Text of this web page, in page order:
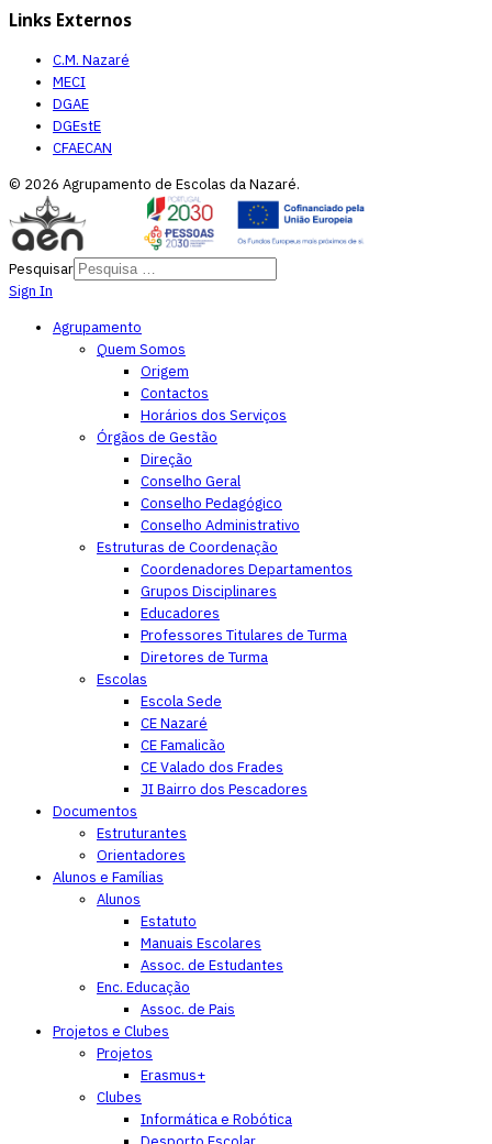
Links Externos
C.M. Nazaré
MECI
DGAE
DGEstE
CFAECAN
© 2026 Agrupamento de Escolas da Nazaré.
Pesquisar
Sign In
Agrupamento
Quem Somos
Origem
Contactos
Horários dos Serviços
Órgãos de Gestão
Direção
Conselho Geral
Conselho Pedagógico
Conselho Administrativo
Estruturas de Coordenação
Coordenadores Departamentos
Grupos Disciplinares
Educadores
Professores Titulares de Turma
Diretores de Turma
Escolas
Escola Sede
CE Nazaré
CE Famalicão
CE Valado dos Frades
JI Bairro dos Pescadores
Documentos
Estruturantes
Orientadores
Alunos e Famílias
Alunos
Estatuto
Manuais Escolares
Assoc. de Estudantes
Enc. Educação
Assoc. de Pais
Projetos e Clubes
Projetos
Erasmus+
Clubes
Informática e Robótica